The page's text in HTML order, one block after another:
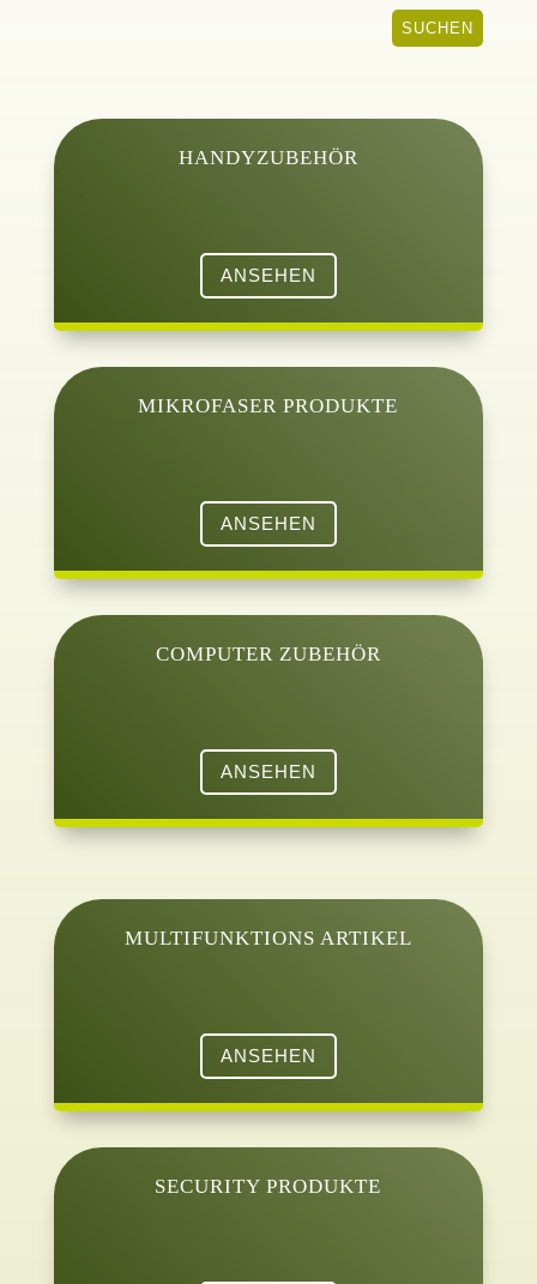
SUCHEN
HANDYZUBEHÖR
ANSEHEN
MIKROFASER PRODUKTE
ANSEHEN
COMPUTER ZUBEHÖR
ANSEHEN
MULTIFUNKTIONS ARTIKEL
ANSEHEN
SECURITY PRODUKTE